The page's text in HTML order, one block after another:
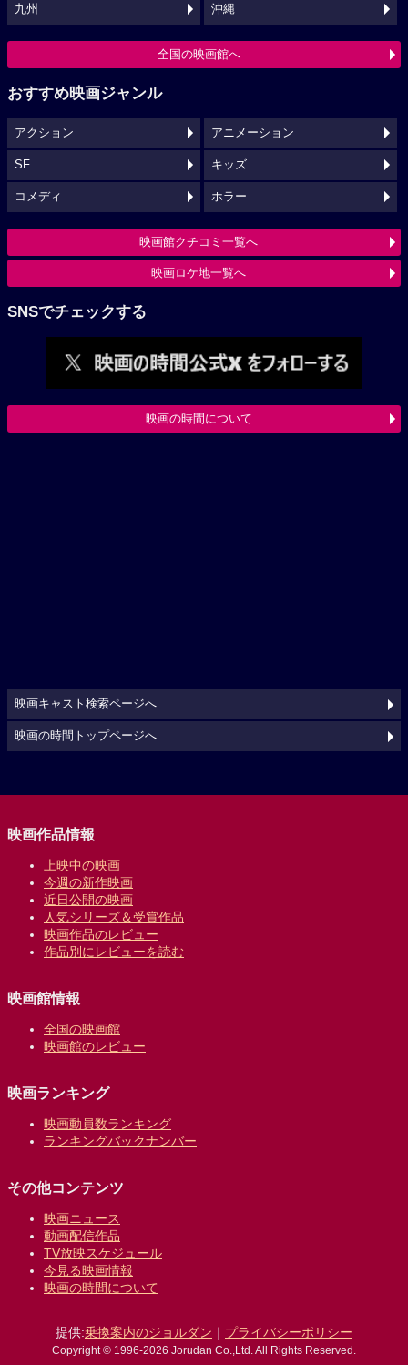
九州 沖縄
全国の映画館へ
おすすめ映画ジャンル
アクション アニメーション
SF キッズ
コメディ ホラー
映画館クチコミ一覧へ
映画ロケ地一覧へ
SNSでチェックする
映画の時間について
映画キャスト検索ページへ
映画の時間トップページへ
映画作品情報
上映中の映画
今週の新作映画
近日公開の映画
人気シリーズ＆受賞作品
映画作品のレビュー
作品別にレビューを読む
映画館情報
全国の映画館
映画館のレビュー
映画ランキング
映画動員数ランキング
ランキングバックナンバー
その他コンテンツ
映画ニュース
動画配信作品
TV放映スケジュール
今見る映画情報
映画の時間について
提供:乗換案内のジョルダン ｜ プライバシーポリシー
Copyright © 1996-2026 Jorudan Co.,Ltd. All Rights Reserved.